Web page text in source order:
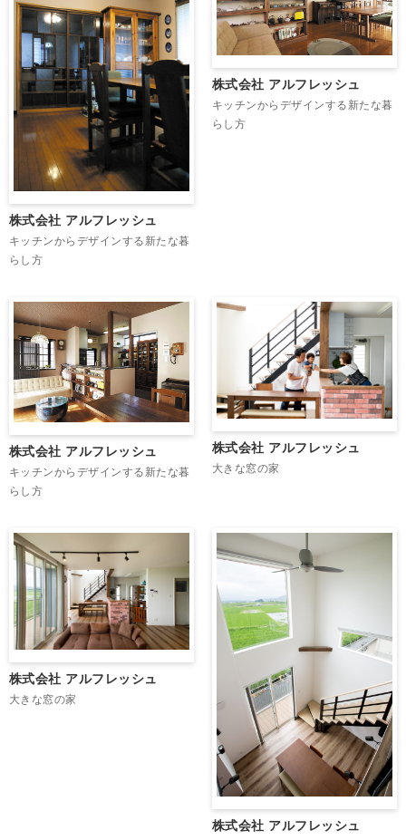
株式会社 アルフレッシュ
キッチンからデザインする新たな暮
らし方
株式会社 アルフレッシュ
キッチンからデザインする新たな暮
らし方
株式会社 アルフレッシュ
キッチンからデザインする新たな暮
らし方
株式会社 アルフレッシュ
大きな窓の家
株式会社 アルフレッシュ
大きな窓の家
株式会社 アルフレッシュ